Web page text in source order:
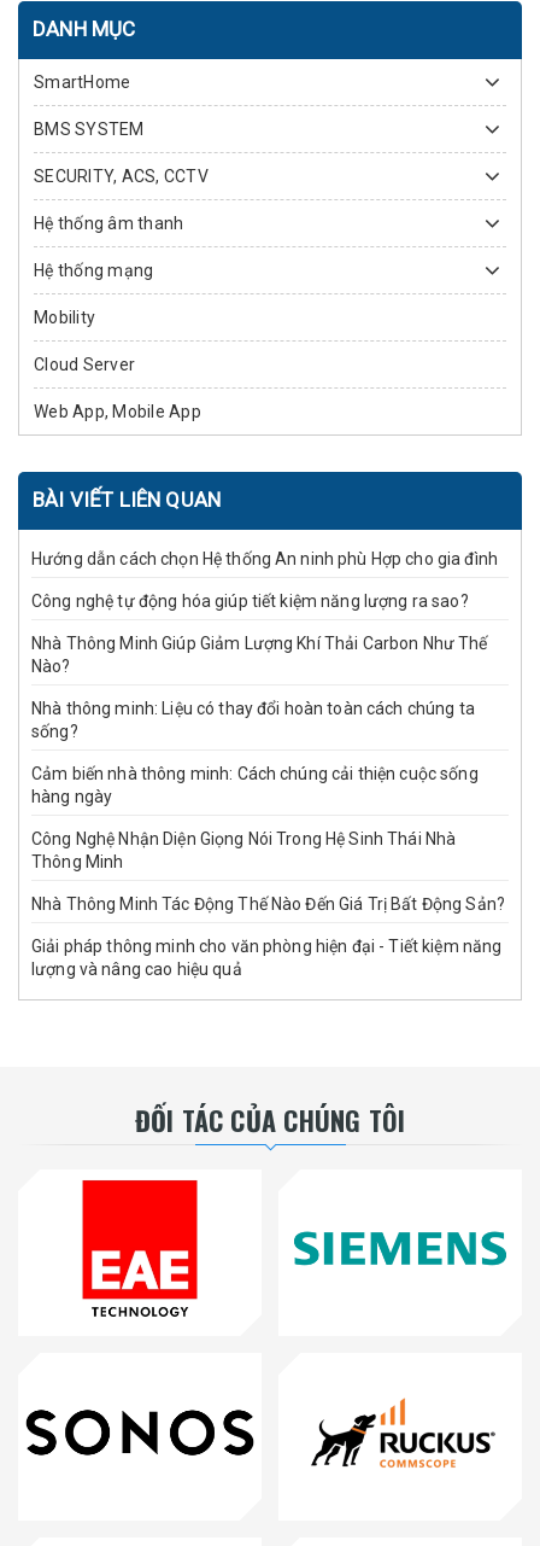
DANH MỤC
SmartHome
BMS SYSTEM
SECURITY, ACS, CCTV
Hệ thống âm thanh
Hệ thống mạng
Mobility
Cloud Server
Web App, Mobile App
BÀI VIẾT LIÊN QUAN
Hướng dẫn cách chọn Hệ thống An ninh phù Hợp cho gia đình
Công nghệ tự động hóa giúp tiết kiệm năng lượng ra sao?
Nhà Thông Minh Giúp Giảm Lượng Khí Thải Carbon Như Thế
Nào?
Nhà thông minh: Liệu có thay đổi hoàn toàn cách chúng ta
sống?
Cảm biến nhà thông minh: Cách chúng cải thiện cuộc sống
hàng ngày
Công Nghệ Nhận Diện Giọng Nói Trong Hệ Sinh Thái Nhà
Thông Minh
Nhà Thông Minh Tác Động Thế Nào Đến Giá Trị Bất Động Sản?
Giải pháp thông minh cho văn phòng hiện đại - Tiết kiệm năng
lượng và nâng cao hiệu quả
ĐỐI TÁC CỦA CHÚNG TÔI